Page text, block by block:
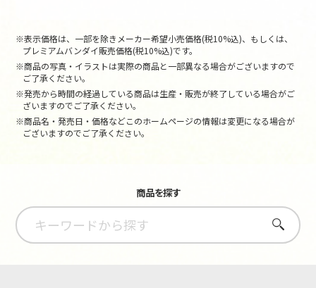
※表示価格は、一部を除きメーカー希望小売価格(税10%込)、もしくは、
プレミアムバンダイ販売価格(税10%込)です。
※商品の写真・イラストは実際の商品と一部異なる場合がございますので
ご了承ください。
※発売から時間の経過している商品は生産・販売が終了している場合がご
ざいますのでご了承ください。
※商品名・発売日・価格などこのホームページの情報は変更になる場合が
ございますのでご了承ください。
商品を探す
さがす